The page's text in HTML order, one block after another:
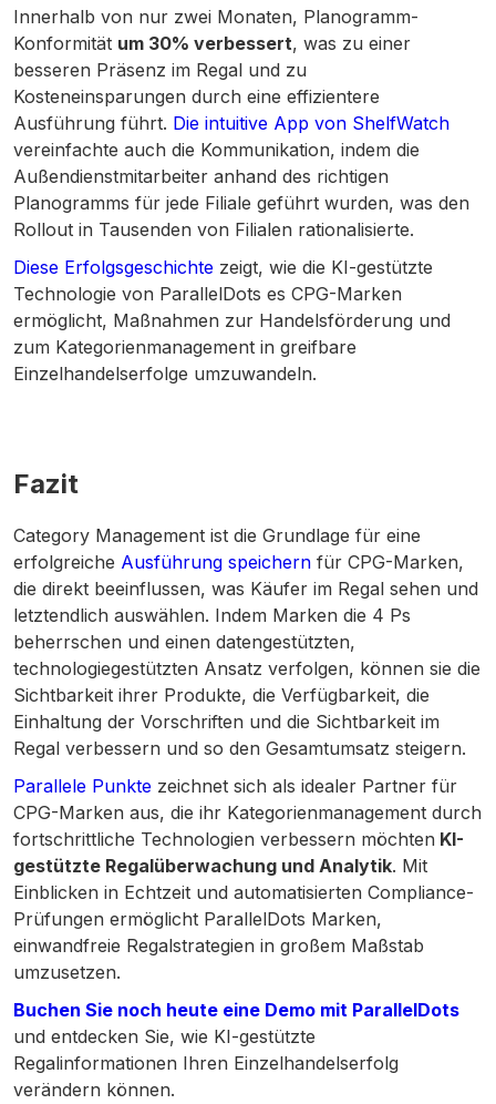
Innerhalb von nur zwei Monaten, Planogramm-
Konformität um 30% verbessert, was zu einer
besseren Präsenz im Regal und zu
Kosteneinsparungen durch eine effizientere
Ausführung führt. Die intuitive App von ShelfWatch
vereinfachte auch die Kommunikation, indem die
Außendienstmitarbeiter anhand des richtigen
Planogramms für jede Filiale geführt wurden, was den
Rollout in Tausenden von Filialen rationalisierte.
Diese Erfolgsgeschichte zeigt, wie die KI-gestützte
Technologie von ParallelDots es CPG-Marken
ermöglicht, Maßnahmen zur Handelsförderung und
zum Kategorienmanagement in greifbare
Einzelhandelserfolge umzuwandeln.
Fazit
Category Management ist die Grundlage für eine
erfolgreiche Ausführung speichern für CPG-Marken,
die direkt beeinflussen, was Käufer im Regal sehen und
letztendlich auswählen. Indem Marken die 4 Ps
beherrschen und einen datengestützten,
technologiegestützten Ansatz verfolgen, können sie die
Sichtbarkeit ihrer Produkte, die Verfügbarkeit, die
Einhaltung der Vorschriften und die Sichtbarkeit im
Regal verbessern und so den Gesamtumsatz steigern.
Parallele Punkte zeichnet sich als idealer Partner für
CPG-Marken aus, die ihr Kategorienmanagement durch
fortschrittliche Technologien verbessern möchten KI-
gestützte Regalüberwachung und Analytik. Mit
Einblicken in Echtzeit und automatisierten Compliance-
Prüfungen ermöglicht ParallelDots Marken,
einwandfreie Regalstrategien in großem Maßstab
umzusetzen.
Buchen Sie noch heute eine Demo mit ParallelDots
und entdecken Sie, wie KI-gestützte
Regalinformationen Ihren Einzelhandelserfolg
verändern können.